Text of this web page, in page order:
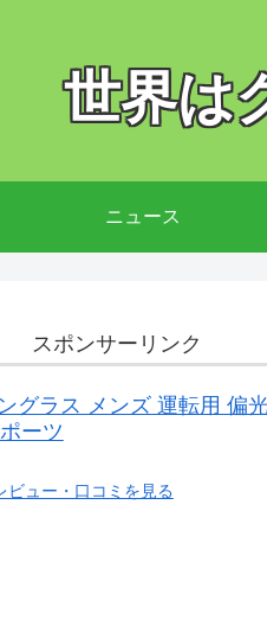
世界は
ニュース
スポンサーリンク
グラス メンズ 運転用 偏
ーツ
ビュー・口コミを見る